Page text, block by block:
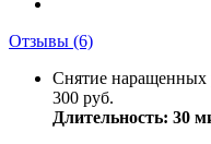
Отзывы (6)
Снятие наращенных
300 руб.
Длительность: 30